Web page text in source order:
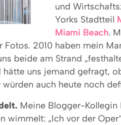
und
Yorks Stadtteil
Miami Beach.
Fotos. 2010 haben mein
beide am Strand
uns jemand gefragt,
auch heute noch
Meine Blogger-Kollegin
wimmelt: „Ich vor der